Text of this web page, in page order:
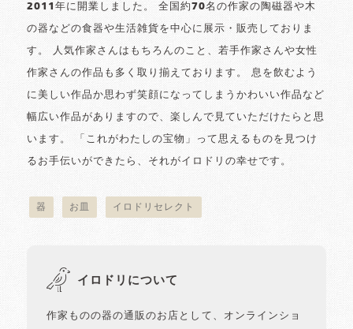
2011年に開業しました。 全国約70名の作家の陶磁器や木
の器などの食器や生活雑貨を中心に展示・販売しておりま
す。 人気作家さんはもちろんのこと、若手作家さんや女性
作家さんの作品も多く取り揃えております。 息を飲むよう
に美しい作品か思わず笑顔になってしまうかわいい作品など
幅広い作品がありますので、楽しんで見ていただけたらと思
います。 「これがわたしの宝物」って思えるものを見つけ
るお手伝いができたら、それがイロドリの幸せです。
器 お皿 イロドリセレクト
イロドリについて
作家ものの器の通販のお店として、オンラインショ